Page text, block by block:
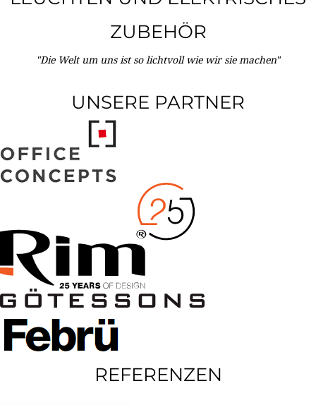
ZUBEHÖR
"Die Welt um uns ist so lichtvoll wie wir sie machen"
UNSERE PARTNER
REFERENZEN